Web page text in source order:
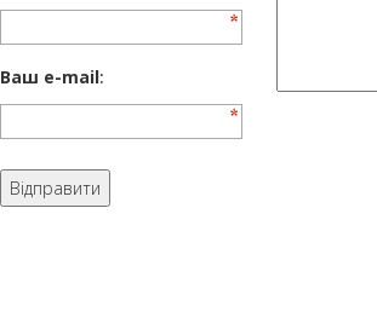
Ваш e-mail: